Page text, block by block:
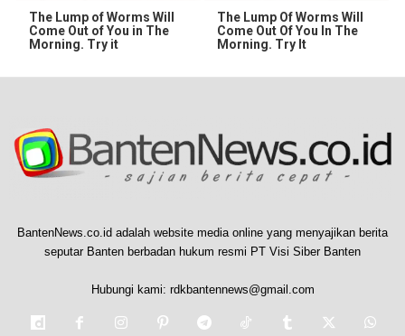
The Lump of Worms Will
Come Out of You in The
Morning. Try it
The Lump Of Worms Will
Come Out Of You In The
Morning. Try It
BantenNews.co.id adalah website media online yang menyajikan berita
seputar Banten berbadan hukum resmi PT Visi Siber Banten
Hubungi kami: rdkbantennews@gmail.com